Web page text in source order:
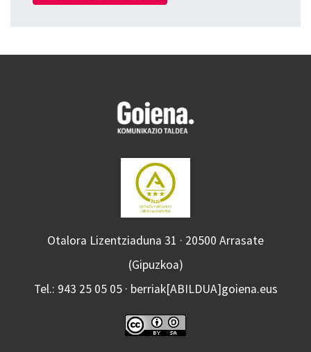
Otalora Lizentziaduna 31 · 20500 Arrasate
(Gipuzkoa)
Tel.: 943 25 05 05 · berriak[ABILDUA]goiena.eus